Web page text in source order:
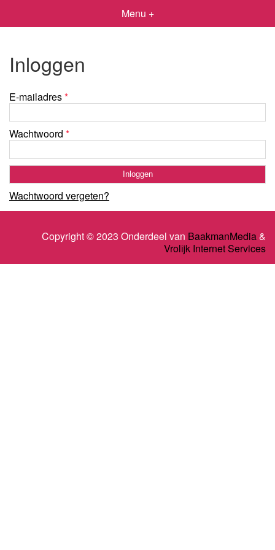
Menu +
Inloggen
E-mailadres*
Wachtwoord *
Wachtwoord vergeten?
Copyright © 2023 Onderdeel van BaakmanMedia&
Vrolijk Internet Services